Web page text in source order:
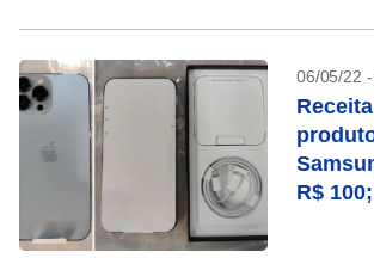
06/05/22
R$